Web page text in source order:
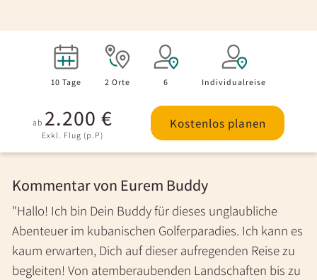
10 Tage 2 Orte 6 Individualreise
ab 2.200 €
Exkl. Flug (p.P)
Kostenlos planen
Kommentar von Eurem Buddy
"Hallo! Ich bin Dein Buddy für dieses unglaubliche
Abenteuer im kubanischen Golferparadies. Ich kann es
kaum erwarten, Dich auf dieser aufregenden Reise zu
begleiten! Von atemberaubenden Landschaften bis zu